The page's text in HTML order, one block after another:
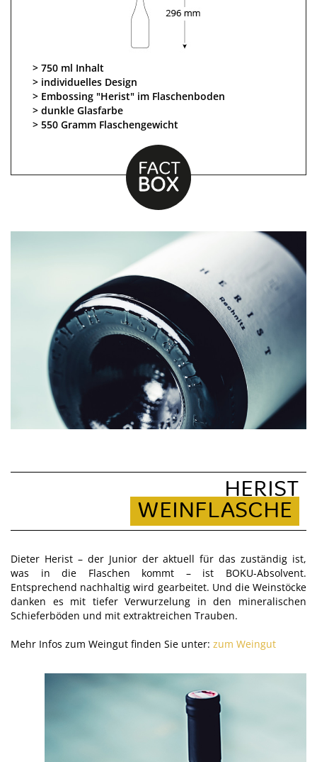
750 ml Inhalt
individuelles Design
Embossing "Herist" im Flaschenboden
dunkle Glasfarbe
550 Gramm Flaschengewicht
HERIST
WEINFLASCHE
Dieter Herist – der Junior der aktuell für das zuständig ist,
was in die Flaschen kommt – ist BOKU-Absolvent.
Entsprechend nachhaltig wird gearbeitet. Und die Weinstöcke
danken es mit tiefer Verwurzelung in den mineralischen
Schieferböden und mit extraktreichen Trauben.
Mehr Infos zum Weingut finden Sie unter: zum Weingut